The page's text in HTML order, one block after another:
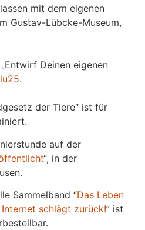
mit dem eigenen
Gustav-Lübcke-Museum,
Deinen eigenen
.
der Tiere“ ist für
auf der
“, in der
Sammelband “Das Leben
schlägt zurück!” ist